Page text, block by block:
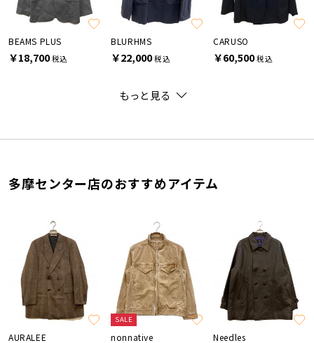
BEAMS PLUS
￥18,700税込
BLURHMS
￥22,000税込
CARUSO
￥60,500税込
もっと見る
多摩センター店のおすすめアイテム
AURALEE
SALE
nonnative Needles